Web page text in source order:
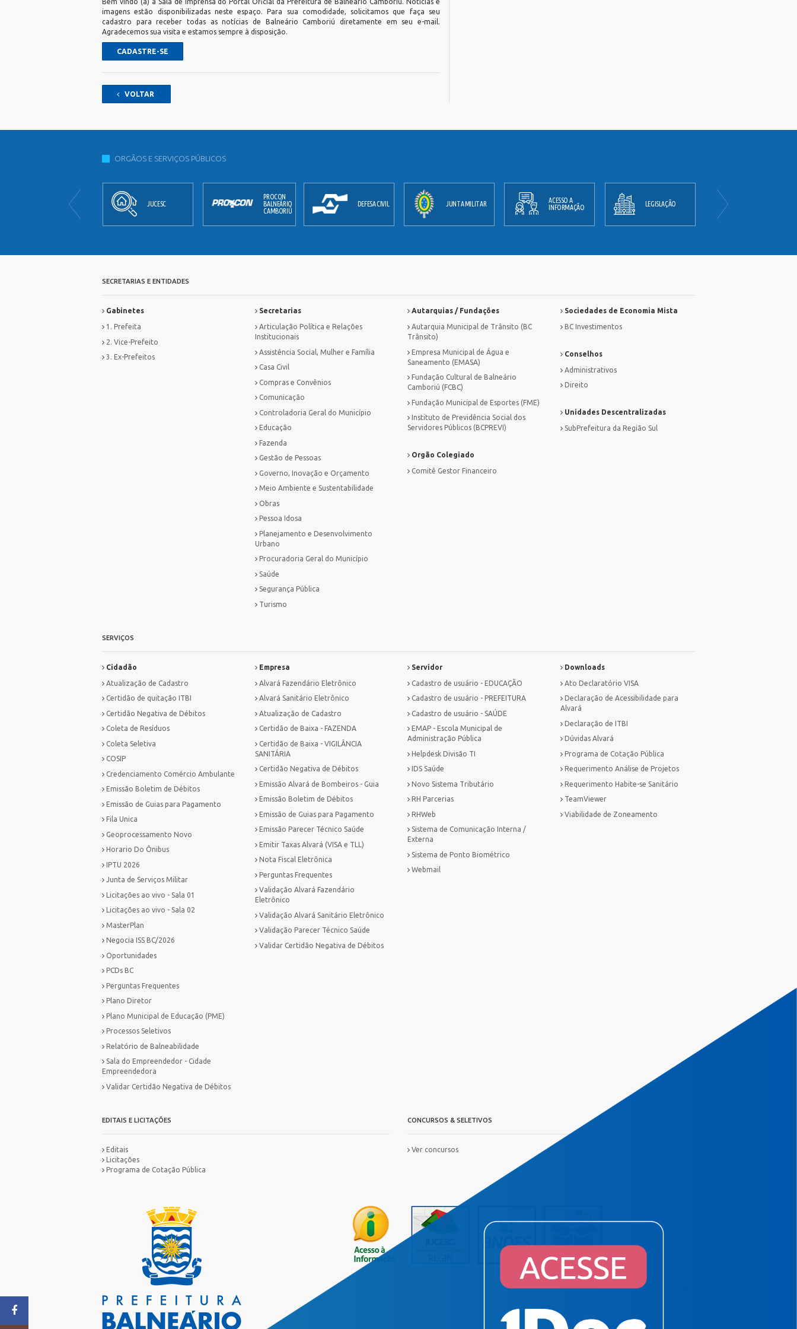
Bem vindo (a) à Sala de Imprensa do Portal Oficial da Prefeitura de Balneário Camboriú. Notícias e
imagens estão disponibilizadas neste espaço. Para sua comodidade, solicitamos que faça seu
cadastro para receber todas as notícias de Balneário Camboriú diretamente em seu e-mail.
Agradecemos sua visita e estamos sempre à disposição.
CADASTRE-SE
VOLTAR
ORGÃOS E SERVIÇOS PÚBLICOS
JORNAL
OFICIAL
JUCESC
PROCON
BALNEÁRIO
CAMBORIÚ
DEFESA CIVIL JUNTA MILITAR
ACESSO A
INFORMAÇÃO
LEGISLAÇÃO
SECRETARIAS E ENTIDADES
Gabinetes
1. Prefeita
2. Vice-Prefeito
3. Ex-Prefeitos
Secretarias
Articulação Política e Relações
Institucionais
Assistência Social, Mulher e Família
Casa Civil
Compras e Convênios
Comunicação
Controladoria Geral do Município
Educação
Fazenda
Gestão de Pessoas
Governo, Inovação e Orçamento
Meio Ambiente e Sustentabilidade
Obras
Pessoa Idosa
Planejamento e Desenvolvimento
Urbano
Procuradoria Geral do Município
Saúde
Segurança Pública
Turismo
Autarquias / Fundações
Autarquia Municipal de Trânsito (BC
Trânsito)
Empresa Municipal de Água e
Saneamento (EMASA)
Fundação Cultural de Balneário
Camboriú (FCBC)
Fundação Municipal de Esportes (FME)
Instituto de Previdência Social dos
Servidores Públicos (BCPREVI)
Sociedades de Economia Mista
BC Investimentos
Conselhos
Administrativos
Direito
Unidades Descentralizadas
SubPrefeitura da Região Sul
Orgão Colegiado
Comitê Gestor Financeiro
SERVIÇOS
Cidadão
Atualização de Cadastro
Certidão de quitação ITBI
Certidão Negativa de Débitos
Coleta de Resíduos
Coleta Seletiva
COSIP
Credenciamento Comércio Ambulante
Emissão Boletim de Débitos
Emissão de Guias para Pagamento
Fila Unica
Geoprocessamento Novo
Horario Do Ônibus
IPTU 2026
Junta de Serviços Militar
Licitações ao vivo - Sala 01
Licitações ao vivo - Sala 02
MasterPlan
Negocia ISS BC/2026
Oportunidades
PCDs BC
Perguntas Frequentes
Plano Diretor
Plano Municipal de Educação (PME)
Processos Seletivos
Relatório de Balneabilidade
Sala do Empreendedor - Cidade
Empreendedora
Validar Certidão Negativa de Débitos
Empresa
Alvará Fazendário Eletrônico
Alvará Sanitário Eletrônico
Atualização de Cadastro
Certidão de Baixa - FAZENDA
Certidão de Baixa - VIGILÂNCIA
SANITÁRIA
Certidão Negativa de Débitos
Emissão Alvará de Bombeiros - Guia
Emissão Boletim de Débitos
Emissão de Guias para Pagamento
Emissão Parecer Técnico Saúde
Emitir Taxas Alvará (VISA e TLL)
Nota Fiscal Eletrônica
Perguntas Frequentes
Validação Alvará Fazendário
Eletrônico
Validação Alvará Sanitário Eletrônico
Validação Parecer Técnico Saúde
Validar Certidão Negativa de Débitos
Servidor
Cadastro de usuário - EDUCAÇÃO
Cadastro de usuário - PREFEITURA
Cadastro de usuário - SAÚDE
EMAP - Escola Municipal de
Administração Pública
Helpdesk Divisão TI
IDS Saúde
Novo Sistema Tributário
RH Parcerias
RHWeb
Sistema de Comunicação Interna /
Externa
Sistema de Ponto Biométrico
Webmail
Downloads
Ato Declaratório VISA
Declaração de Acessibilidade para
Alvará
Declaração de ITBI
Dúvidas Alvará
Programa de Cotação Pública
Requerimento Análise de Projetos
Requerimento Habite-se Sanitário
TeamViewer
Viabilidade de Zoneamento
EDITAIS E LICITAÇÕES
Editais
Licitações
Programa de Cotação Pública
CONCURSOS & SELETIVOS
Ver concursos